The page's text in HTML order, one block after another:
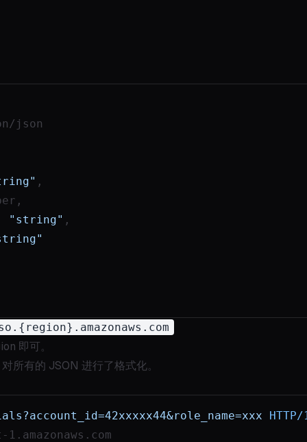
json
,
,
"string" ,
即可。
所有的 JSON 进行了格式化。